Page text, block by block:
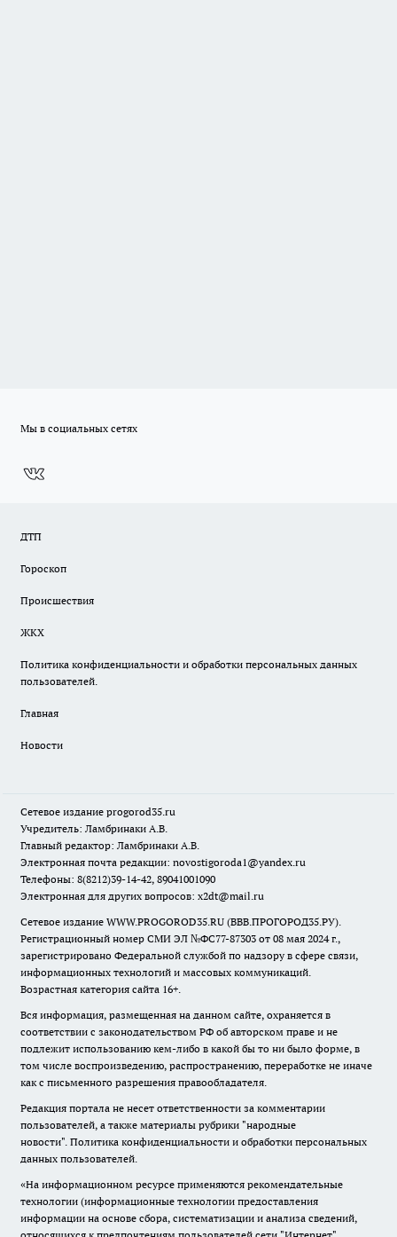
Мы в социальных сетях
ДТП
Гороскоп
Происшествия
ЖКХ
Политика конфиденциальности и обработки персональных данных
пользователей.
Главная
Новости
Сетевое издание progorod35.ru
Учредитель: Ламбринаки А.В.
Главный редактор: Ламбринаки А.В.
Электронная почта редакции: novostigoroda1@yandex.ru
Телефоны: 8(8212)39-14-42, 89041001090
Электронная для других вопросов: x2dt@mail.ru
Сетевое издание WWW.PROGOROD35.RU (ВВВ.ПРОГОРОД35.РУ).
Регистрационный номер СМИ ЭЛ №ФС77-87303 от 08 мая 2024 г.,
зарегистрировано Федеральной службой по надзору в сфере связи,
информационных технологий и массовых коммуникаций.
Возрастная категория сайта 16+.
Вся информация, размещенная на данном сайте, охраняется в
соответствии с законодательством РФ об авторском праве и не
подлежит использованию кем-либо в какой бы то ни было форме, в
том числе воспроизведению, распространению, переработке не иначе
как с письменного разрешения правообладателя.
Редакция портала не несет ответственности за комментарии
пользователей, а также материалы рубрики "народные
новости". Политика конфиденциальности и обработки персональных
данных пользователей.
«На информационном ресурсе применяются рекомендательные
технологии (информационные технологии предоставления
информации на основе сбора, систематизации и анализа сведений,